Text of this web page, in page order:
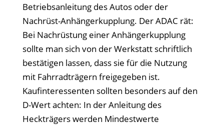
Betriebsanleitung des Autos oder der
Nachrüst-Anhängerkupplung. Der ADAC rät:
Bei Nachrüstung einer Anhängerkupplung
sollte man sich von der Werkstatt schriftlich
bestätigen lassen, dass sie für die Nutzung
mit Fahrradträgern freigegeben ist.
Kaufinteressenten sollten besonders auf den
D-Wert achten: In der Anleitung des
Heckträgers werden Mindestwerte